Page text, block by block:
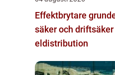
Effektbrytare grunden för
säker och driftsäker
eldistribution